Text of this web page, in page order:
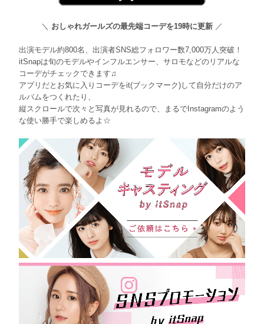
＼ おしゃれガールズの最先端コーデを19時に更新 ／
出演モデル約800名、出演者SNS総フォロワー数7,000万人突破！
itSnapは旬のモデルやインフルエンサー、サロモなどのリアルな
コーデがチェックできます♫
アプリだとお気に入りコーデをit(ブックマーク)して自分だけのア
ルバムをつくれたり、
縦スクロールで次々と写真が見れるので、まるでInstagramのよう
な使い勝手で楽しめるよ☆